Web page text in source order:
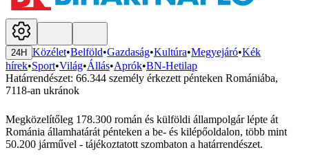
24H Közélet•Belföld•Gazdaság•Kultúra•Megyejáró•Kék
hírek•Sport•Világ•Állás•Aprók•BN-Hetilap
Határrendészet: 66.344 személy érkezett pénteken Romániába,
7118-an ukránok
Megközelítőleg 178.300 román és külföldi állampolgár lépte át
Románia államhatárát pénteken a be- és kilépőoldalon, több mint
50.200 járművel - tájékoztatott szombaton a határrendészet.